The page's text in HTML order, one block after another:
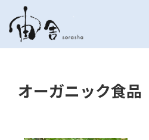
オーガニック食品